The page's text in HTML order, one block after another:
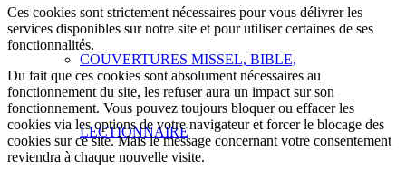
COUVERTURES MISSEL, BIBLE,
LECTIONNAIRE
Ces cookies sont strictement nécessaires pour vous délivrer les
services disponibles sur notre site et pour utiliser certaines de ses
fonctionnalités.
Du fait que ces cookies sont absolument nécessaires au
fonctionnement du site, les refuser aura un impact sur son
fonctionnement. Vous pouvez toujours bloquer ou effacer les
cookies via les options de votre navigateur et forcer le blocage des
cookies sur ce site. Mais le message concernant votre consentement
reviendra à chaque nouvelle visite.